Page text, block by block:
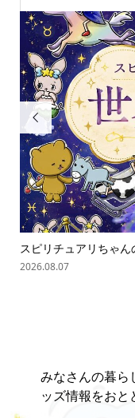

スピリチュアリちゃ
2026.08.07
みなさんの暮ら
ッズ情報をおと